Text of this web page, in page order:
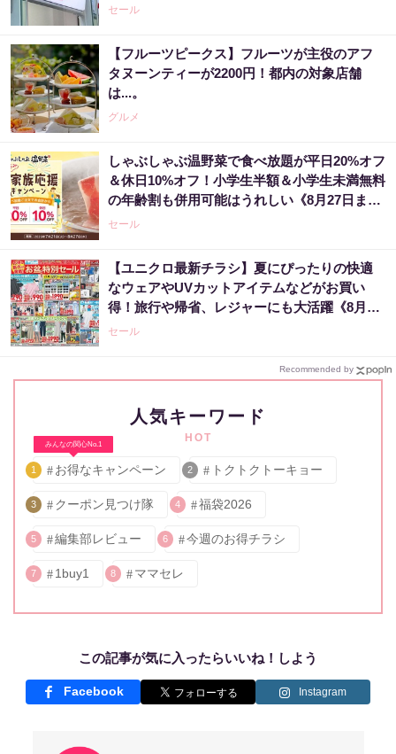
セール
【フルーツピークス】フルーツが主役のアフ
タヌーンティーが2200円！都内の対象店舗
は...。
グルメ
しゃぶしゃぶ温野菜で食べ放題が平日20%オフ
＆休日10%オフ！小学生半額＆小学生未満無料
の年齢割も併用可能はうれしい《8月27日ま
で》
セール
【ユニクロ最新チラシ】夏にぴったりの快適
なウェアやUVカットアイテムなどがお買い
得！旅行や帰省、レジャーにも大活躍《8月13
日まで》
セール
Recommended by
人気キーワード
HOT
みんなの関心No.1
1 お得なキャンペーン 2 トクトクトーキョー
3 クーポン見つけ隊 4 福袋2026
5 編集部レビュー 6 今週のお得チラシ
7 1buy1 8 ママセレ
この記事が気に入ったらいいね！しよう
Facebook Instagram